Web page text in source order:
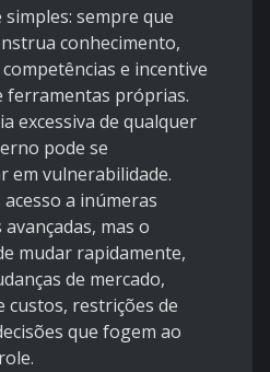
simples: sempre que
conhecimento,
e incentive
ferramentas próprias.
excessiva de qualquer
pode se
em vulnerabilidade.
a inúmeras
mas o
mudar rapidamente,
de mercado,
custos, restrições de
que fogem ao